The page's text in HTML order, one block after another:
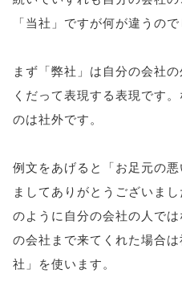
「当社」ですが何が違うので
まず「弊社」は自分の会社
くだって表現する表現です
のは社外です。
例文をあげると「お足元の
ましてありがとうございま
のように自分の会社の人で
の会社まで来てくれた場合
社」を使います。